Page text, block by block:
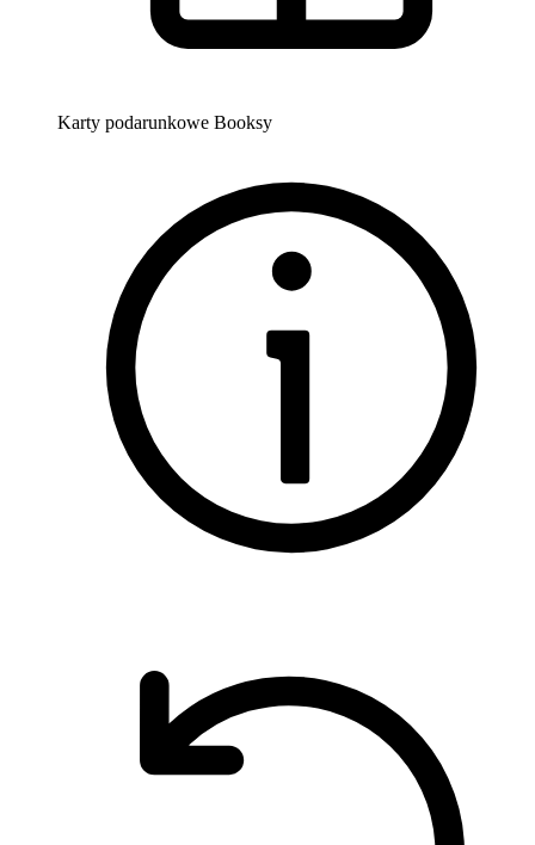
Karty podarunkowe Booksy